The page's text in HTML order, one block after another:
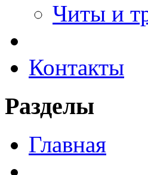
Читы и
Контакты
Разделы
Главная